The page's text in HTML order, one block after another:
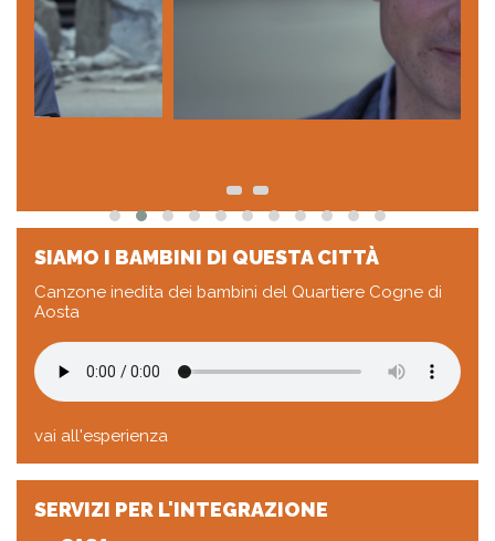
SIAMO I BAMBINI DI QUESTA CITTÀ
Canzone inedita dei bambini del Quartiere Cogne di
Aosta
vai all'esperienza
SERVIZI PER L'INTEGRAZIONE